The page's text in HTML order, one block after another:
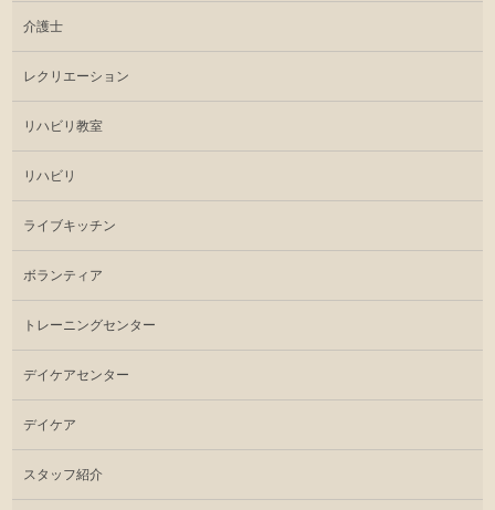
介護士
レクリエーション
リハビリ教室
リハビリ
ライブキッチン
ボランティア
トレーニングセンター
デイケアセンター
デイケア
スタッフ紹介